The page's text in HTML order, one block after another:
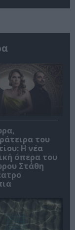
του
Η νέα
όπερα του
Στάθη